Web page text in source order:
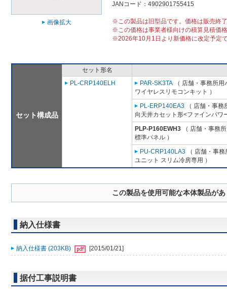
画像拡大
JANコード：4902901755415
※この製品は旧型品です。価格は販売終
※この価格は事業者様向けの積算見積価
※2026年10月1日より新価格に改定予定
セット構成品
セット形名
PL-CRP140ELH
PAR-SK3TA （ 店舗・事務所
ワイヤレスリモコンキット ）
PL-ERP140EA3 （ 店舗・事
向天井カセット形<ファインパワ
PLP-P160EWH3 （ 店舗・事務
標準パネル ）
PU-CRP140LA3 （ 店舗・事
ユニット スリム冷房専用 ）
この製品を使用可能な本体製品が
納入仕様書
納入仕様書 (203KB) [2015/01/21]
据付工事説明書